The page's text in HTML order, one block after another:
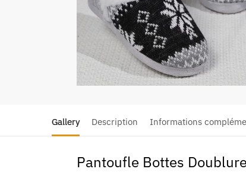
Gallery Description Informations
Pantoufle Bottes